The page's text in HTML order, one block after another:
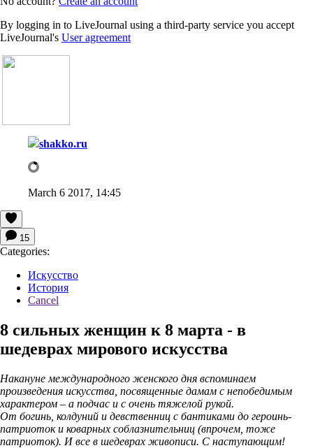
By logging in to LiveJournal using a third-party service you accept
LiveJournal's User agreement
shakko.ru
March 6 2017, 14:45
15
Categories:
Искусство
История
Cancel
8 сильных женщин к 8 марта - в
шедеврах мирового искусства
Накануне международного женского дня вспоминаем
произведения искусства, посвященные дамам с непобедимым
характером – а подчас и с очень тяжелой рукой.
От богинь, колдуний и девственниц с бантиками до героинь-
патриоток и коварных соблазнительниц (впрочем, тоже
патриоток). И все в шедеврах живописи. С наступающим!